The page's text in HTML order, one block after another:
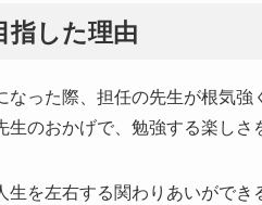
指した理由
なった際、担任の先生が根気
のおかげで、勉強する楽しさ
生を左右する関わりあいがで